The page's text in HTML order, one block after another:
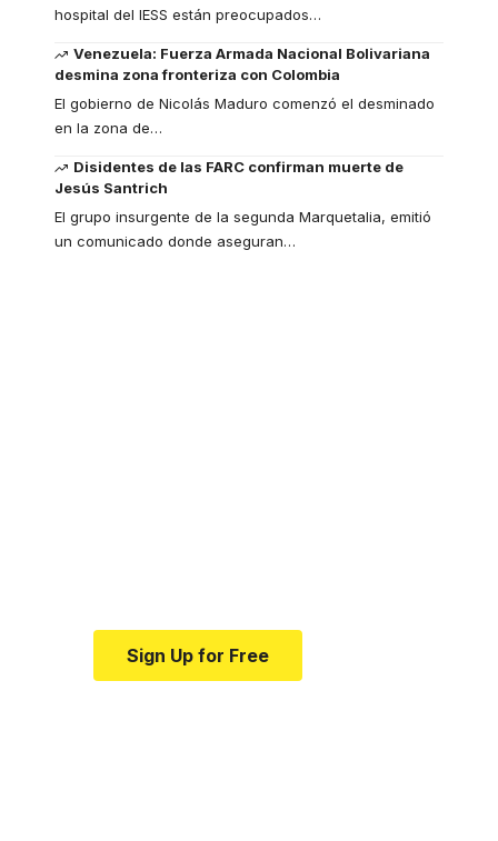
hospital del IESS están preocupados…
Venezuela: Fuerza Armada Nacional Bolivariana
desmina zona fronteriza con Colombia
El gobierno de Nicolás Maduro comenzó el desminado
en la zona de…
Disidentes de las FARC confirman muerte de
Jesús Santrich
El grupo insurgente de la segunda Marquetalia, emitió
un comunicado donde aseguran…
Sign Up for Free